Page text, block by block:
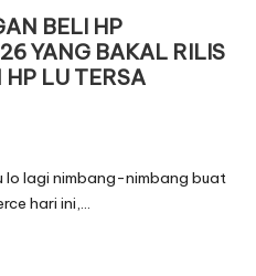
BELI HP
YANG BAKAL RILIS
LU TERSA
lo lagi nimbang-nimbang buat
hari ini,…